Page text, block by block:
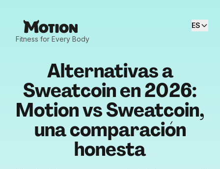
Fitness for Every Body
ES
Alternativas a
Sweatcoin en 2026:
Motion vs Sweatcoin,
una comparación
honesta